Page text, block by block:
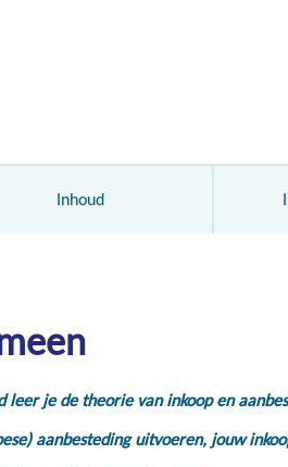
Inhoud
leer je de theorie van inkoop en
aanbesteding uitvoeren, jouw